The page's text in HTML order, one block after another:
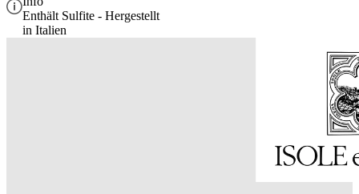
Enthält Sulfite - Hergestellt
in Italien